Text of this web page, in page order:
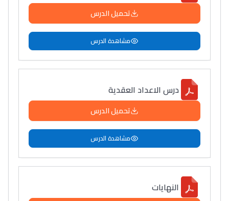
تحميل الدرس
مشاهدة الدرس
درس الاعداد العقدية
تحميل الدرس
مشاهدة الدرس
اﻟﻨﻬﺎﻳﺎت